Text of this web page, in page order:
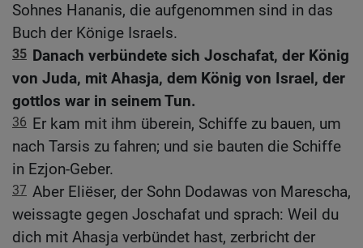
Sohnes Hananis, die aufgenommen sind in das
Buch der Könige Israels.
35 Danach verbündete sich Joschafat, der König
von Juda, mit Ahasja, dem König von Israel, der
gottlos war in seinem Tun.
36 Er kam mit ihm überein, Schiffe zu bauen, um
nach Tarsis zu fahren; und sie bauten die Schiffe
in Ezjon-Geber.
37 Aber Eliëser, der Sohn Dodawas von Marescha,
weissagte gegen Joschafat und sprach: Weil du
dich mit Ahasja verbündet hast, zerbricht der